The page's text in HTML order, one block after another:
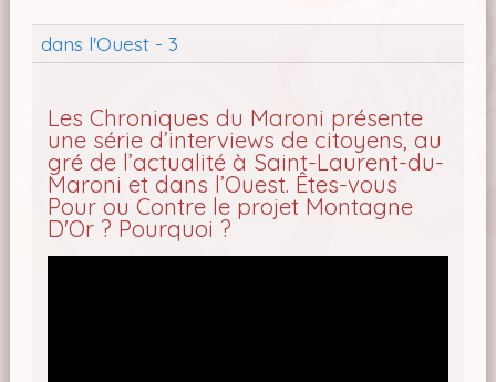
dans l'Ouest - 3
Les Chroniques du Maroni présente
une série d’interviews de citoyens, au
gré de l’actualité à Saint-Laurent-du-
Maroni et dans l’Ouest. Êtes-vous
Pour ou Contre le projet Montagne
D'Or ? Pourquoi ?